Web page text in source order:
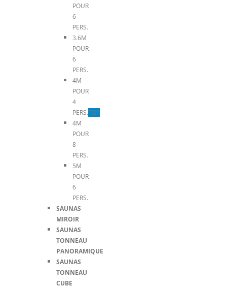
POUR
6
PERS.
3.6M
POUR
6
PERS.
4M
POUR
4
PERS.TOP
4M
POUR
8
PERS.
5M
POUR
6
PERS.
SAUNAS
MIROIR
SAUNAS
TONNEAU
PANORAMIQUE
SAUNAS
TONNEAU
CUBE